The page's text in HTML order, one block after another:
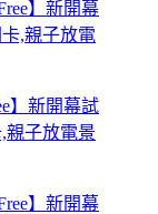
】新開幕試
親子放電景